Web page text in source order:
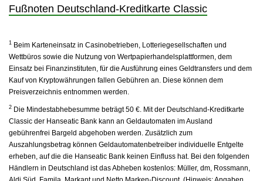
Fußnoten Deutschland-Kreditkarte Classic
1 Beim Karteneinsatz in Casinobetrieben, Lotteriegesellschaften und
Wettbüros sowie die Nutzung von Wertpapierhandelsplattformen, dem
Einsatz bei Finanzinstituten, für die Ausführung eines Geldtransfers und dem
Kauf von Kryptowährungen fallen Gebühren an. Diese können dem
Preisverzeichnis entnommen werden.
2 Die Mindestabhebesumme beträgt 50 €. Mit der Deutschland-Kreditkarte
Classic der Hanseatic Bank kann an Geldautomaten im Ausland
gebührenfrei Bargeld abgehoben werden. Zusätzlich zum
Auszahlungsbetrag können Geldautomatenbetreiber individuelle Entgelte
erheben, auf die die Hanseatic Bank keinen Einfluss hat. Bei den folgenden
Händlern in Deutschland ist das Abheben kostenlos: Müller, dm, Rossmann,